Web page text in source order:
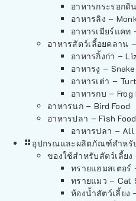
อาหารกระรอกดิ
อาหารลิง –
อาหารเมียร์แคท
อาหารสัตว์เลี้อยคลาน
อาหารกิ้งก่า –
อาหารงู – Snake
อาหารเต่า –
อาหารกบ – Frog
อาหารนก – Bird Food
อาหารปลา – Fish Food
อาหารปลา – All
อุปกรณและผลิตภัณฑ์สำหรั
ของใช้สำหรับสัตว์เลี้ยง
ทรายแฮมสเตอร์
ทรายแมว – Cat
ห้องน้ำสัตว์เลี้ยง